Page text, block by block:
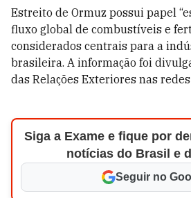
Estreito de Ormuz possui papel
fluxo global de combustíveis e
considerados centrais para a
brasileira. A informação foi
das Relações Exteriores nas
Siga a Exame e fique por
notícias do Brasil e
Seguir no